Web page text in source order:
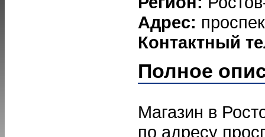
Адрес:
Контактный
Полное
Магазин в
по адресу